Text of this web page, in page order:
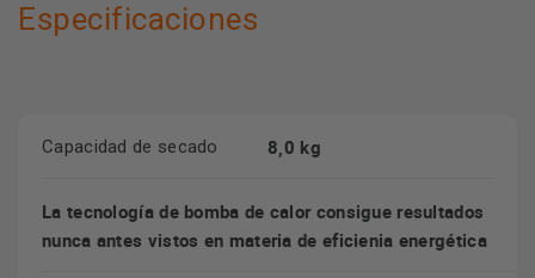
Especificaciones
Capacidad de secado 8,0 kg
La tecnología de bomba de calor consigue resultados
nunca antes vistos en materia de eficienia energética